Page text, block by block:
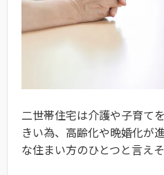
二世帯住宅は介護や子育て
きい為、高齢化や晩婚化が
な住まい方のひとつと言えそ